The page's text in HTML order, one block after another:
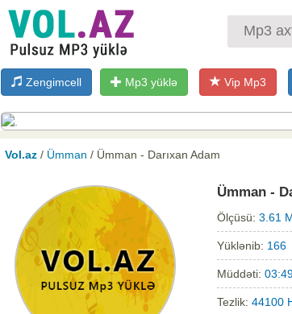
Zengimcell Mp3 yüklə Vip Mp3
Vol.az / Ümman / Ümman - Darıxan Adam
Ümman -
Ölçüsü: 3.61
Yüklənib: 166
Müddəti:
Tezlik: 44100